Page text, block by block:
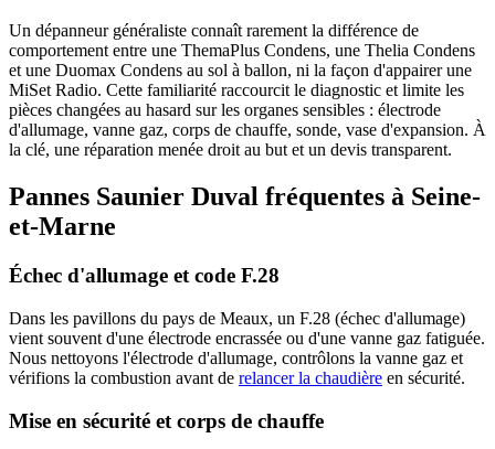
Un dépanneur généraliste connaît rarement la différence de
comportement entre une ThemaPlus Condens, une Thelia Condens
et une Duomax Condens au sol à ballon, ni la façon d'appairer une
MiSet Radio. Cette familiarité raccourcit le diagnostic et limite les
pièces changées au hasard sur les organes sensibles : électrode
d'allumage, vanne gaz, corps de chauffe, sonde, vase d'expansion. À
la clé, une réparation menée droit au but et un devis transparent.
Pannes Saunier Duval fréquentes à Seine-
et-Marne
Échec d'allumage et code F.28
Dans les pavillons du pays de Meaux, un F.28 (échec d'allumage)
vient souvent d'une électrode encrassée ou d'une vanne gaz fatiguée.
Nous nettoyons l'électrode d'allumage, contrôlons la vanne gaz et
vérifions la combustion avant de relancer la chaudière en sécurité.
Mise en sécurité et corps de chauffe